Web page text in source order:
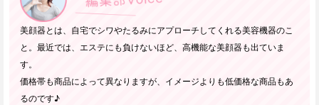
美顔器とは、自宅でシワやたるみにアプローチしてくれる美容機器のこ
と。最近では、エステにも負けないほど、高機能な美顔器も出ていま
す。
価格帯も商品によって異なりますが、イメージよりも低価格な商品もあ
るのです♪